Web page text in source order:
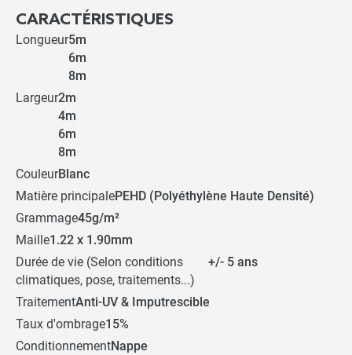
CARACTÉRISTIQUES
Longueur5m
6m
8m
Largeur2m
4m
6m
8m
CouleurBlanc
Matière principalePEHD (Polyéthylène Haute Densité)
Grammage45g/m²
Maille1.22 x 1.90mm
Durée de vie (Selon conditions
climatiques, pose, traitements...)
+/- 5 ans
TraitementAnti-UV & Imputrescible
Taux d'ombrage15%
ConditionnementNappe